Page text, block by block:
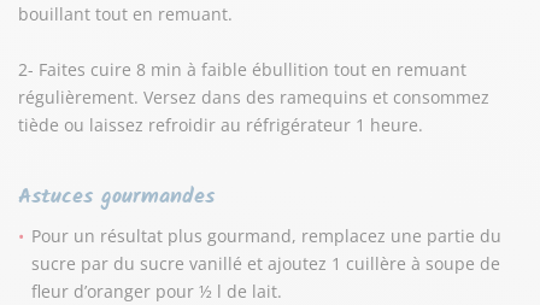
bouillant tout en remuant.
2- Faites cuire 8 min à faible ébullition tout en remuant
régulièrement. Versez dans des ramequins et consommez
tiède ou laissez refroidir au réfrigérateur 1 heure.
Astuces gourmandes
Pour un résultat plus gourmand, remplacez une partie du
sucre par du sucre vanillé et ajoutez 1 cuillère à soupe de
fleur d’oranger pour ½ l de lait.